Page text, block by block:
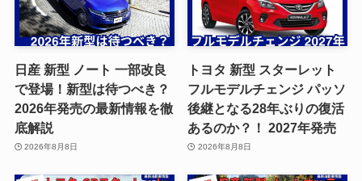
日産 新型 ノート 一部改良
で登場！新型は待つべき？
2026年発売の最新情報を徹
底解説
2026年8月8日
トヨタ 新型 スターレット
フルモデルチェンジ パッソ
後継となる28年ぶりの復活
あるのか？！ 2027年発売
2026年8月8日